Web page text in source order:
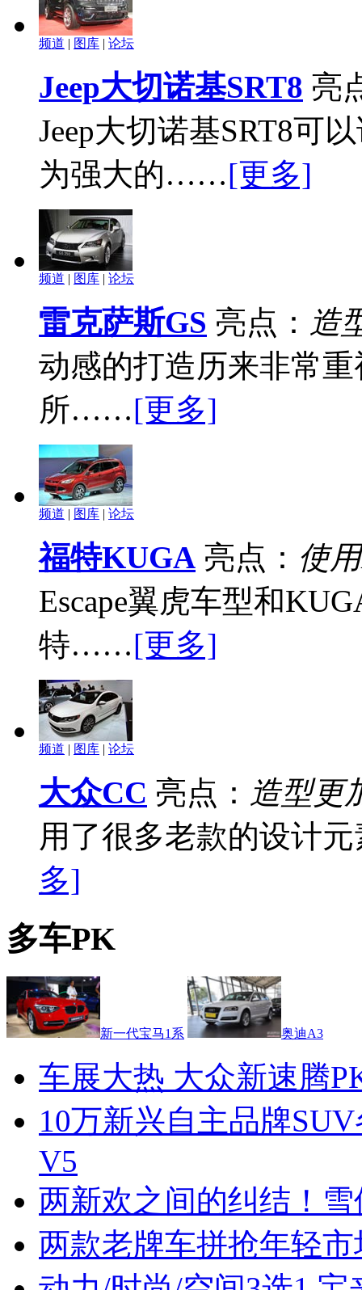
频道 | 图库 | 论坛
Jeep大切诺基SRT8 亮
Jeep大切诺基SRT8可
为强大的……[更多]
频道 | 图库 | 论坛
雷克萨斯GS 亮点： 造
动感的打造历来非常
所……[更多]
频道 | 图库 | 论坛
福特KUGA 亮点： 使
Escape翼虎车型和
特……[更多]
频道 | 图库 | 论坛
大众CC 亮点： 造型更
用了很多老款的设计
多]
多车PK
新一代宝马1系 奥迪A3
车展大热 大众新速腾
10万新兴自主品牌
V5
两新欢之间的纠结！
两款老牌车拼抢年轻